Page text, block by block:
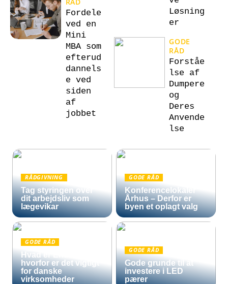
RÅD
Fordele
ved en
Mini
MBA som
efterud
dannels
e ved
siden
af
jobbet
Løsning
er
GODE
RÅD
Forståe
lse af
Dumpere
og
Deres
Anvende
lse
RÅDGIVNING
Tag styringen over
dit arbejdsliv som
lægevikar
GODE RÅD
Konferencelokaler
Århus – Derfor er
byen et oplagt valg
GODE RÅD
Hvad er Entra ID, og
hvorfor er det vigtigt
for danske
virksomheder
GODE RÅD
Gode grunde til at
investere i LED
pærer